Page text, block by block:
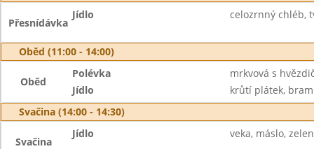
Přesnídávka
Jídlo celozrnný chléb,
Oběd (11:00 - 14:00)
Oběd
Polévka
mrkvová s
Jídlo
krůtí plátek,
Svačina (14:00 - 14:30)
Svačina
Jídlo veka, máslo,